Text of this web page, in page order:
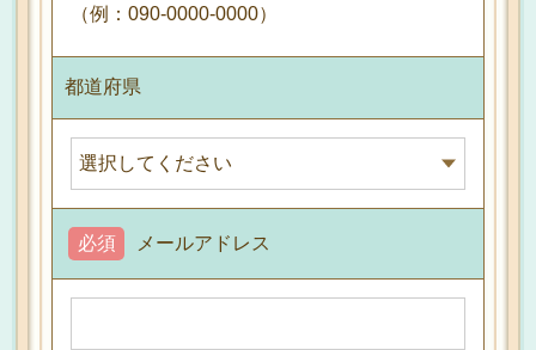
（例：090-0000-0000）
都道府県
メールアドレス
必須